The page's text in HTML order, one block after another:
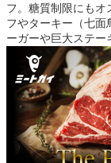
フ。糖質制限にもオ
フやターキー（七面
ーガーや巨大ステー